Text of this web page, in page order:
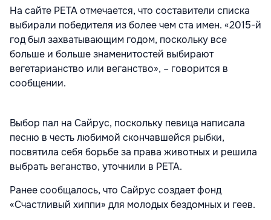
На сайте PETA отмечается, что составители списка
выбирали победителя из более чем ста имен. «2015-й
год был захватывающим годом, поскольку все
больше и больше знаменитостей выбирают
вегетарианство или веганство», – говорится в
сообщении.
Выбор пал на Сайрус, поскольку певица написала
песню в честь любимой скончавшейся рыбки,
посвятила себя борьбе за права животных и решила
выбрать веганство, уточнили в PETA.
Ранее сообщалось, что Сайрус создает фонд
«Счастливый хиппи» для молодых бездомных и геев.